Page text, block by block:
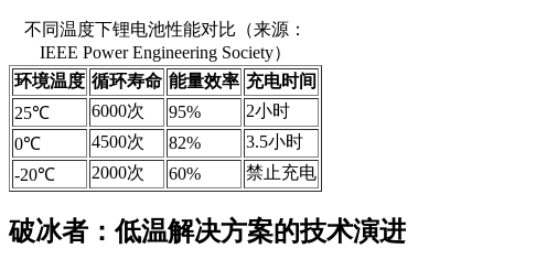
不同温度下锂电池性能对比（来源：
IEEE Power Engineering Society）
环境温度 循环寿命 能量效率 充电时间
25℃
6000次 95%
2小时
0℃
4500次 82%
3.5小时
-20℃
2000次 60% 禁止充电
破冰者：低温解决方案的技术演进